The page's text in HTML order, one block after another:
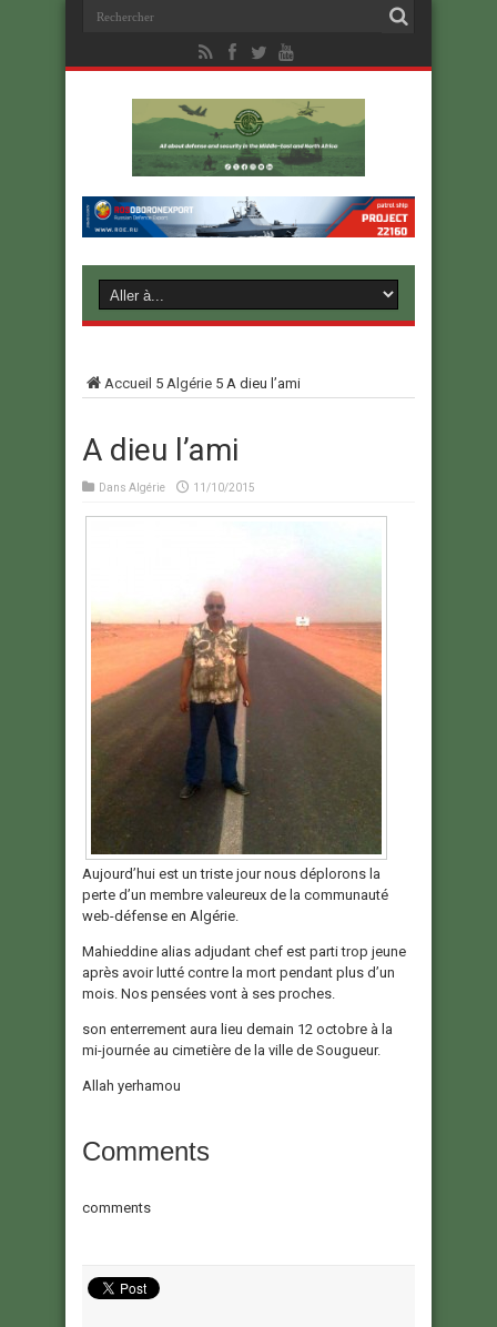
Accueil 5 Algérie 5 A dieu l’ami
A dieu l’ami
Dans Algérie 11/10/2015
Aujourd’hui est un triste jour nous déplorons la
perte d’un membre valeureux de la communauté
web-défense en Algérie.
Mahieddine alias adjudant chef est parti trop jeune
après avoir lutté contre la mort pendant plus d’un
mois. Nos pensées vont à ses proches.
son enterrement aura lieu demain 12 octobre à la
mi-journée au cimetière de la ville de Sougueur.
Allah yerhamou
Comments
comments